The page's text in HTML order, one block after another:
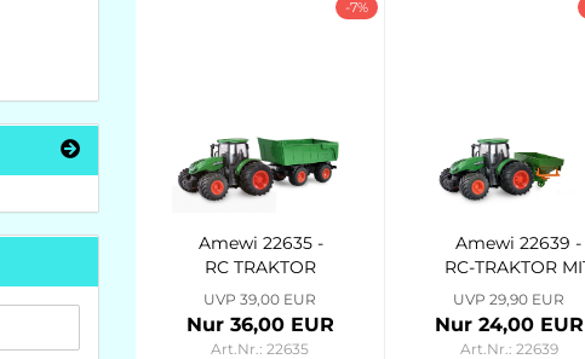
-7%
Amewi 22635 -
RC TRAKTOR
MIT
KIPPANHÄNGER
1:24 RTR GRÜN
UVP 39,00 EUR
Nur 36,00 EUR
Art.Nr.: 22635
Amewi 22639 -
RC-TRAKTOR
1:24 RTR GRÜN
UVP 29,90 EUR
Nur 24,00 EUR
Art.Nr.: 22639